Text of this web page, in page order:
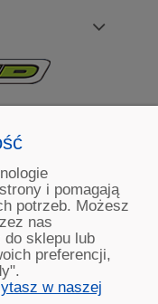
Maszyn
i pomagają
potrzeb. Możesz
nas
sklepu lub
preferencji,
w naszej